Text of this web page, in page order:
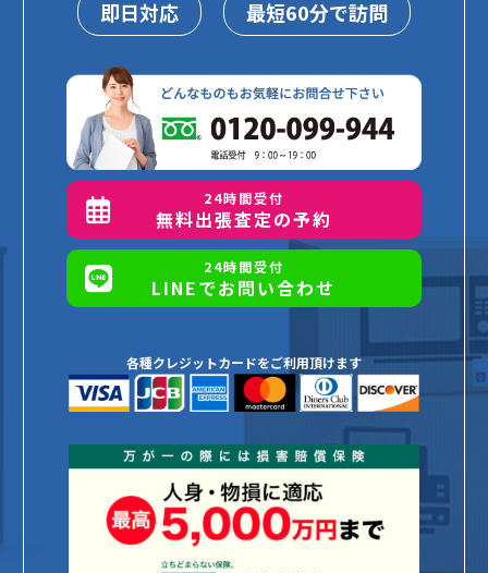
即日対応
最短60分で訪問
24時間受付
無料出張査定の予約
24時間受付
LINEでお問い合わせ
各種クレジットカードをご利用頂けます